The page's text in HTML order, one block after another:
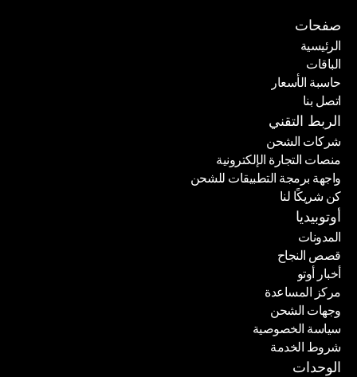
صفحات
الرئيسية
الرئيسية
الباقات
الباقات
حاسبة الأسعار
حاسبة الأسعار
اتصل بنا
اتصل بنا
الربط التقني
شركات الشحن
شركات الشحن
منصات التجارة الإلكترونية
منصات التجارة الإلكترونية
واجهة برمجة التطبيقات للشحن
واجهة برمجة التطبيقات للشحن
كن شريكًا لنا
كن شريكًا لنا
أوتوبيديا
المدونات
المدونات
قصص النجاح
قصص النجاح
أخبار أوتو
أخبار أوتو
مركز المساعدة
مركز المساعدة
وجهات الشحن
وجهات الشحن
سياسة الخصوصية
سياسة الخصوصية
شروط الخدمة
شروط الخدمة
الوحدات